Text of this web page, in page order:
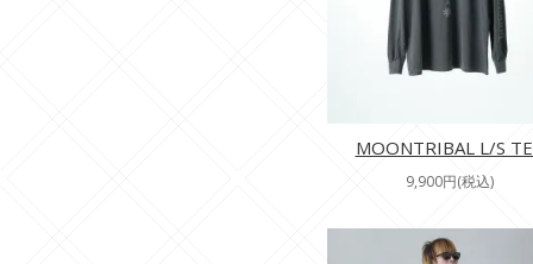
MOONTRIBAL L/S
9,900円(税込)